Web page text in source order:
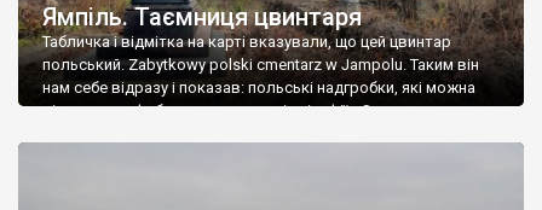
Ямпіль. Таємниця цвинтаря
Табличка і відмітка на карті вказували, що цей цвинтар
польський. Zabytkowy polski cmentarz w Jampolu. Таким він
нам себе відразу і показав: польські надгробки, які можна
віднести до фабричних, польські епітафії… Загалом цвинтар